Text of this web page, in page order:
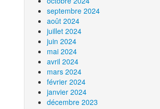
septembre 2024
août 2024
juillet 2024
juin 2024
mai 2024
avril 2024
mars 2024
février 2024
janvier 2024
décembre 2023